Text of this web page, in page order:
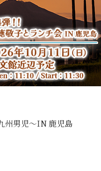
州男児〜IN 鹿児島